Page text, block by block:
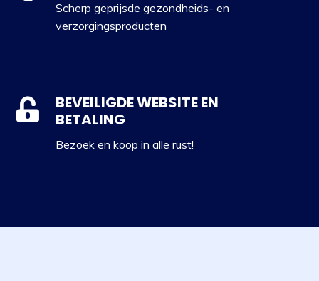
Scherp geprijsde gezondheids- en
verzorgingsproducten
BEVEILIGDE WEBSITE EN
BETALING
Bezoek en koop in alle rust!